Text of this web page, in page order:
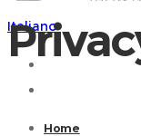
Italiano
Home